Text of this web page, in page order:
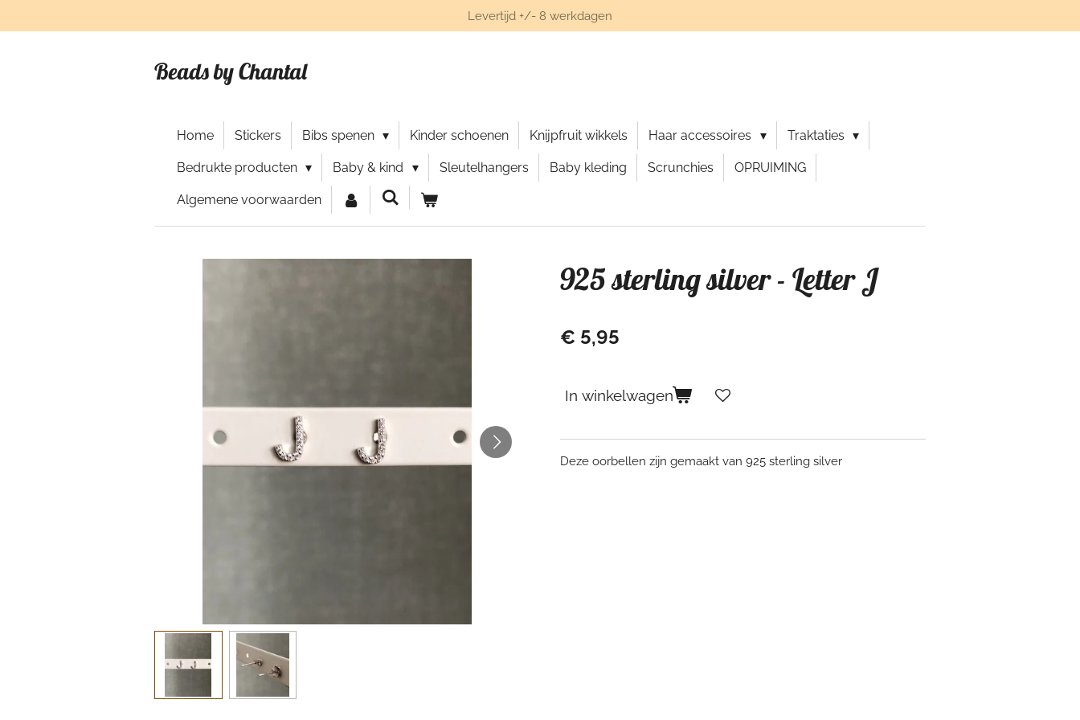
direct
Levertijd +/- 8 werkdagen
Beads by Chantal
Home Stickers Bibs spenen Kinder schoenen Knijpfruit wikkels Haar accessoires Traktaties
Bedrukte producten Baby & kind Sleutelhangers Baby kleding Scrunchies OPRUIMING
Algemene voorwaarden
925 sterling silver - Letter J
€ 5,95
In winkelwagen
Deze oorbellen zijn gemaakt van 925 sterling silver